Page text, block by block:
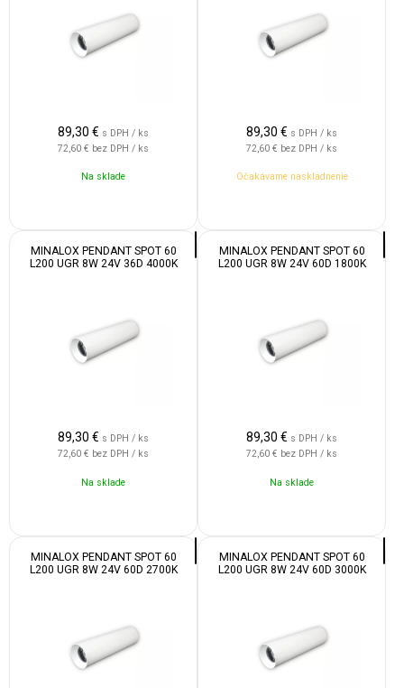
89,30 € s DPH / ks
72,60 € bez DPH / ks
Na sklade
89,30 € s DPH / ks
72,60 € bez DPH / ks
Očakávame naskladnenie
MINALOX PENDANT SPOT 60
L200 UGR 8W 24V 36D 4000K
89,30 € s DPH / ks
72,60 € bez DPH / ks
Na sklade
MINALOX PENDANT SPOT 60
L200 UGR 8W 24V 60D 1800K
89,30 € s DPH / ks
72,60 € bez DPH / ks
Na sklade
MINALOX PENDANT SPOT 60
L200 UGR 8W 24V 60D 2700K
MINALOX PENDANT SPOT 60
L200 UGR 8W 24V 60D 3000K